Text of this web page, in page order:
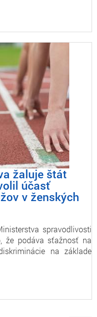
žaluje štát
účasť
v ženských
spravodlivosti
že podáva sťažnosť na
na základe